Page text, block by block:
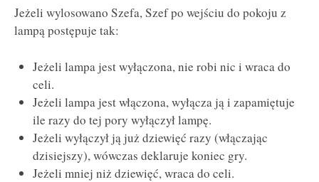
Jeżeli wylosowano Szefa, Szef po wejściu do pokoju z
lampą postępuje tak:
Jeżeli lampa jest wyłączona, nie robi nic i wraca do
celi.
Jeżeli lampa jest włączona, wyłącza ją i zapamiętuje
ile razy do tej pory wyłączył lampę.
Jeżeli wyłączył ją już dziewięć razy (włączając
dzisiejszy), wówczas deklaruje koniec gry.
Jeżeli mniej niż dziewięć, wraca do celi.